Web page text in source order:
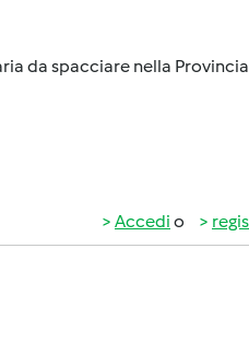
da spacciare nella
Accedi o